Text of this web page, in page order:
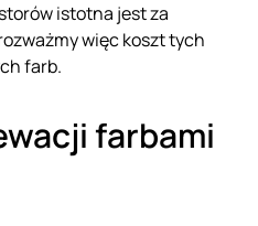
istotna jest za
więc koszt tych
farb.
farbami